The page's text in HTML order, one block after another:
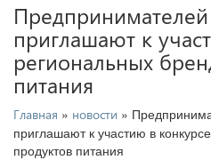
приглашают к
региональных
питания
Главная » новости »
приглашают к участию в
продуктов питания